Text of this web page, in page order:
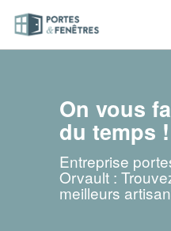
On vous
du temps !
Entreprise
Orvault :
meilleurs